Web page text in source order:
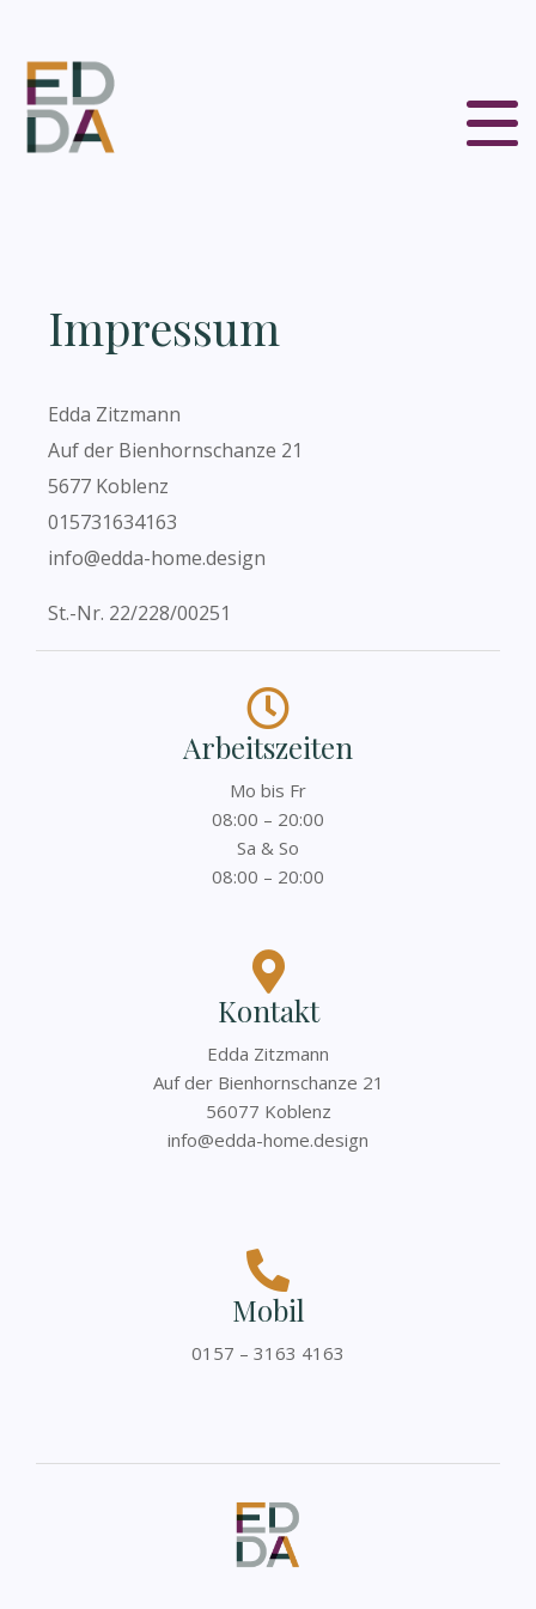
Impressum
Edda Zitzmann
Auf der Bienhornschanze 21
5677 Koblenz
015731634163
info@edda-home.design
St.-Nr. 22/228/00251
Arbeitszeiten
Mo bis Fr
08:00 – 20:00
Sa & So
08:00 – 20:00
Kontakt
Edda Zitzmann
Auf der Bienhornschanze 21
56077 Koblenz
info@edda-home.design
Mobil
0157 – 3163 4163